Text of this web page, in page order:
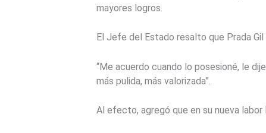
mayores logros.
El Jefe del Estado resalto que Prada
“Me acuerdo cuando lo posesioné, le
más pulida, más valorizada”.
Al efecto, agregó que en su nueva